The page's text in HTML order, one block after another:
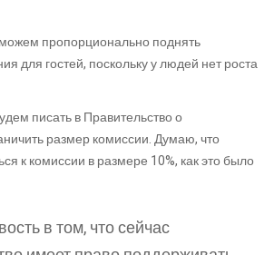
пропорционально поднять
для гостей, поскольку у людей нет роста
писать в Правительство о
размер комиссии. Думаю, что
к комиссии в размере 10%, как это было
в том, что сейчас